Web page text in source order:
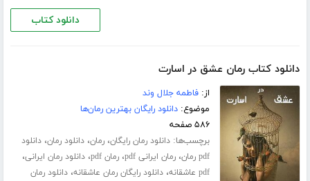
دانلود کتاب
دانلود کتاب رمان عشق در اسارت
از:فاطمه جلال‌ وند
موضوع:دانلود رایگان بهترین رمان‌ها
۵۸۶ صفحه
برچسب‌ها:دانلود رمان رایگان،رمان،دانلود رمان،دانلود
pdf رمان
،رمان ایرانی pdf ،رمان pdf ،دانلود رمان ایرانی،
pdf عاشقانه ،دانلود رایگان رمان عاشقانه،دانلود رمان